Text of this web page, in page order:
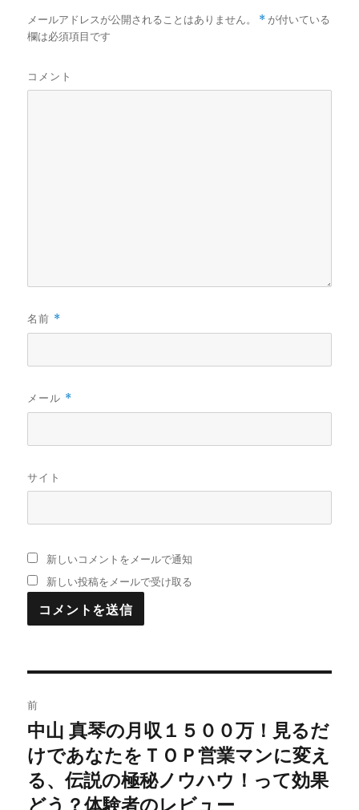
メールアドレスが公開されることはありません。 * が付いている
欄は必須項目です
コメント
名前 *
メール *
サイト
新しいコメントをメールで通知
新しい投稿をメールで受け取る
稿
ナ
ビ
前
過
去
の
投
中山 真琴の月収１５００万！見るだ
けであなたをＴＯＰ営業マンに変え
る、伝説の極秘ノウハウ！って効果
どう？体験者のレビュー